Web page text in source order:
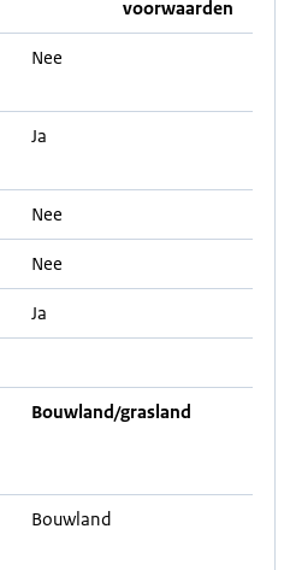
voorwaarden
Nee
Ja
Nee
Nee
Ja
Bouwland/grasland
Bouwland